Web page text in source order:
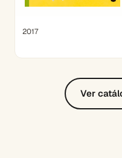
2017
Ver